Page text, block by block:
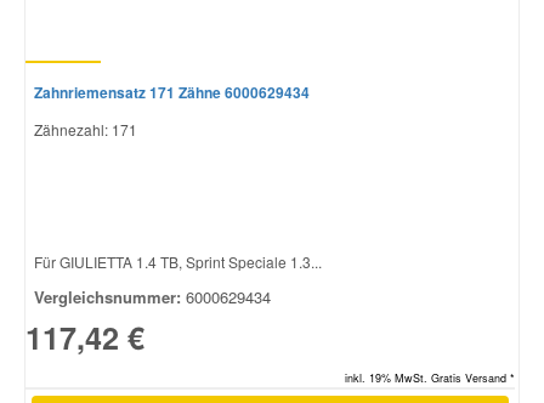
Zahnriemensatz 171 Zähne 6000629434
Zähnezahl: 171
Für GIULIETTA 1.4 TB, Sprint Speciale 1.3...
Vergleichsnummer: 6000629434
117,42 €
inkl. 19% MwSt. Gratis Versand *